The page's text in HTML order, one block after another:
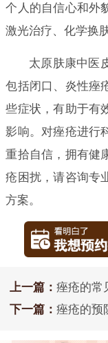
个人的自信心和外
激光治疗、化学换
太原肤康中医
包括闭口、炎性痤
些症状，有助于有
影响。对痤疮进行
重拾自信，拥有健
疮困扰，请咨询专
方案。
上一篇： 痤疮的常
下一篇： 痤疮的预